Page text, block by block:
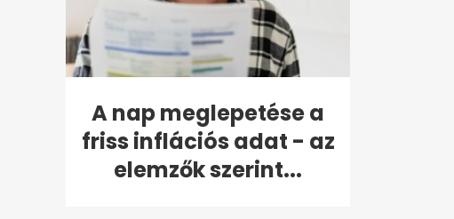
A nap meglepetése a
friss inflációs adat - az
elemzők szerint...